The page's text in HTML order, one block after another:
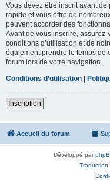
Vous devez être inscrit avant de
rapide et vous offre de
peuvent accorder des
Avant de vous inscrire,
conditions d’utilisation et de
également prendre le temps de
forum lors de votre navigation.
Conditions d’utilisation |
Inscription
Accueil du forum
Développé par
Traduction